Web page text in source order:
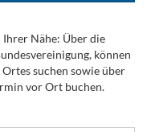
Nähe: Über die
können
suchen sowie über
vor Ort buchen.